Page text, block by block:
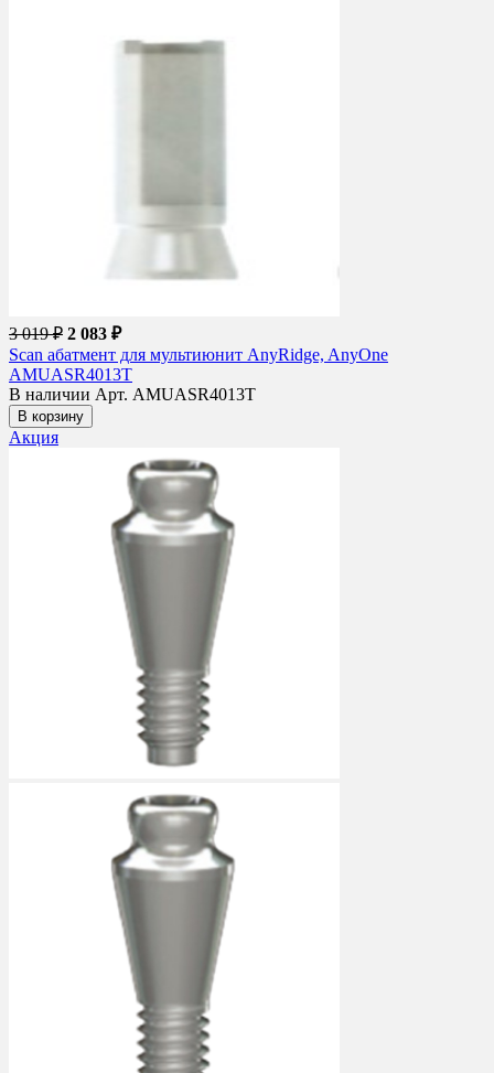
3 019 ₽ 2 083 ₽
Scan абатмент для мультиюнит AnyRidge, AnyOne
AMUASR4013T
В наличии Арт. AMUASR4013T
В корзину
Акция